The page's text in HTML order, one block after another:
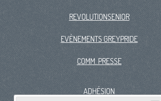
REVOLUTIONSENIOR
EVÈNEMENTS GREYPRIDE
COMM. PRESSE
ADHÉSION